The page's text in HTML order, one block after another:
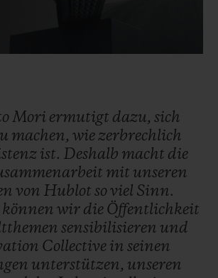
Mori ermutigt dazu, sich
machen, wiezerbrechlich
ist. Deshalb macht die
mit unseren
von Hublot so viel Sinn.
können wir die Öffentlichkeit
sensibilisieren und
Collective in seinen
unterstützen, unseren